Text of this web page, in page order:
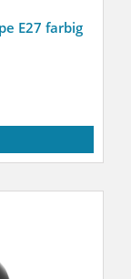
E27 farbig